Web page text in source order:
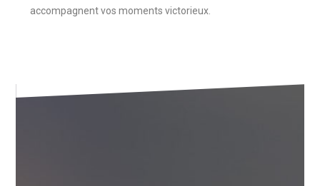
accompagnent vos moments victorieux.